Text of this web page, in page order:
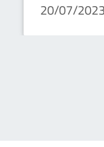
20/07/2023